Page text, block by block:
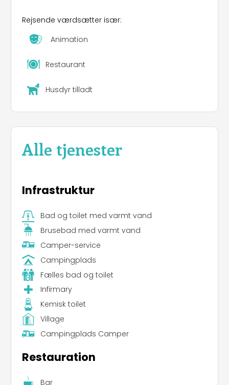
Rejsende værdsætter især:
Animation
Restaurant
Husdyr tilladt
Alle tjenester
Infrastruktur
Bad og toilet med varmt vand
Brusebad med varmt vand
Camper-service
Campingplads
Fælles bad og toilet
Infirmary
Kemisk toilet
Village
Campingplads Camper
Restauration
Bar